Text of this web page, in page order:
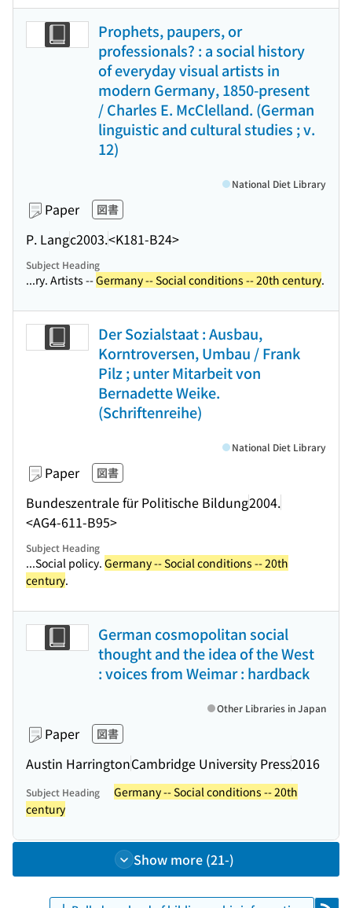
Prophets, paupers, or
professionals? : a social history
of everyday visual artists in
modern Germany, 1850-present
/ Charles E. McClelland. (German
linguistic and cultural studies ; v.
12)
Paper 図書
P. Langc2003.<K181-B24>
National Diet Library
Subject Heading
...ry. Artists --Germany -- Social conditions -- 20th century.
Der Sozialstaat : Ausbau,
Korntroversen, Umbau / Frank
Pilz ; unter Mitarbeit von
Bernadette Weike.
(Schriftenreihe)
Paper 図書
Bundeszentrale für Politische Bildung2004.
<AG4-611-B95>
National Diet Library
Subject Heading
...Social policy. Germany -- Social conditions -- 20th
century.
German cosmopolitan social
thought and the idea of the West
: voices from Weimar : hardback
Paper 図書
Austin HarringtonCambridge University Press2016
Other Libraries in Japan
Subject Heading
Germany -- Social conditions -- 20th
century
Show more (21-)